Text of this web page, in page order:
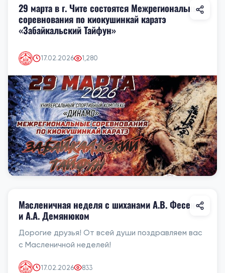
29 марта в г. Чите состоятся Межрегиональные
соревнования по киокушинкай каратэ
«Забайкальский Тайфун»
17.02.2026 1,280
Масленичная неделя с шиханами А.В. Фесенко
и А.А. Демянюком
Дорогие друзья! От всей души поздравляем вас
с Масленичной неделей!
17.02.2026 833